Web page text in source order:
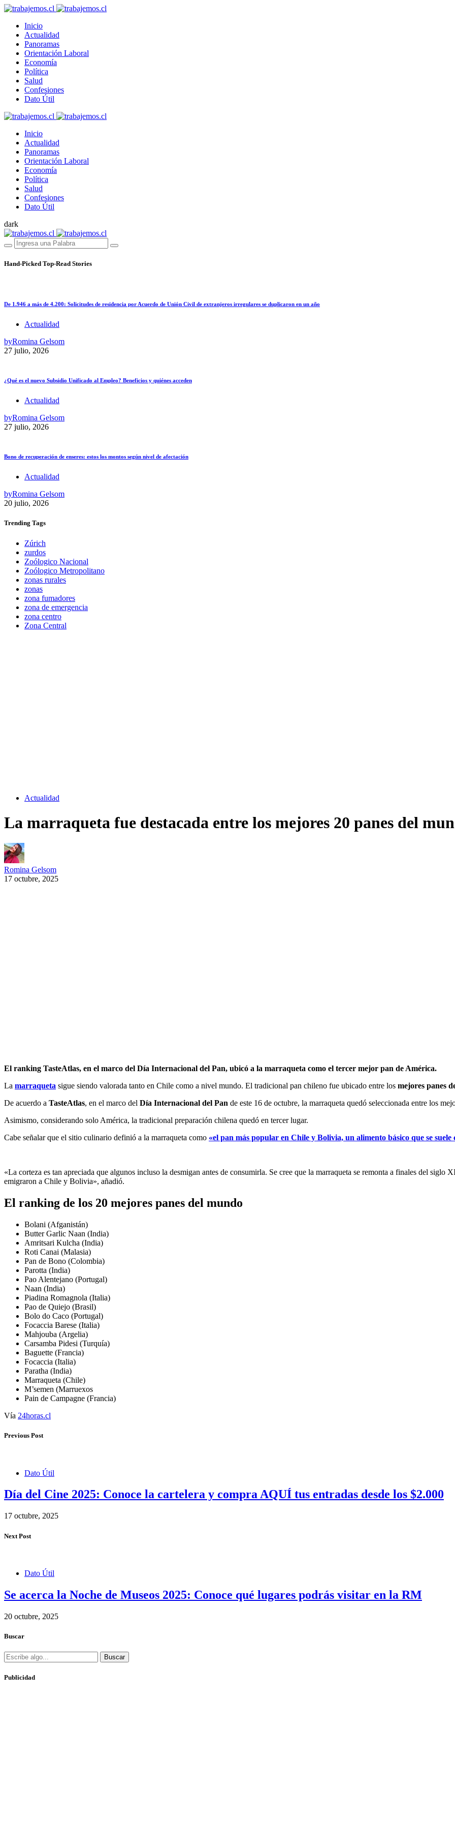
Inicio
Actualidad
Panoramas
Orientación Laboral
Economía
Política
Salud
Confesiones
Dato Útil
Inicio
Actualidad
Panoramas
Orientación Laboral
Economía
Política
Salud
Confesiones
Dato Útil
dark
Hand-Picked Top-Read Stories
De 1.946 a más de 4.200: Solicitudes de residencia por Acuerdo de Unión Civil de extranjeros irregulares se duplicaron en un año
Actualidad
byRomina Gelsom
27 julio, 2026
¿Qué es el nuevo Subsidio Unificado al Empleo? Beneficios y quiénes acceden
Actualidad
byRomina Gelsom
27 julio, 2026
Bono de recuperación de enseres: estos los montos según nivel de afectación
Actualidad
byRomina Gelsom
20 julio, 2026
Trending Tags
Zúrich
zurdos
Zoólogico Nacional
Zoólogico Metropolitano
zonas rurales
zonas
zona fumadores
zona de emergencia
zona centro
Zona Central
Actualidad
La marraqueta fue destacada entre los mejores 20 panes del
Romina Gelsom
17 octubre, 2025
El ranking TasteAtlas, en el marco del Día Internacional del Pan, ubicó a la marraqueta como el tercer mejor pan de América.
La marraqueta sigue siendo valorada tanto en Chile como a nivel mundo. El tradicional pan chileno fue ubicado entre los mejores panes
De acuerdo a TasteAtlas, en el marco del Día Internacional del Pan de este 16 de octubre, la marraqueta quedó seleccionada entre los
Asimismo, considerando solo América, la tradicional preparación chilena quedó en tercer lugar.
Cabe señalar que el sitio culinario definió a la marraqueta como «el pan más popular en Chile y Bolivia, un alimento básico que se suele
«La corteza es tan apreciada que algunos incluso la desmigan antes de consumirla. Se cree que la marraqueta se remonta a finales del
emigraron a Chile y Bolivia», añadió.
El ranking de los 20 mejores panes del mundo
Bolani (Afganistán)
Butter Garlic Naan (India)
Amritsari Kulcha (India)
Roti Canai (Malasia)
Pan de Bono (Colombia)
Parotta (India)
Pao Alentejano (Portugal)
Naan (India)
Piadina Romagnola (Italia)
Pao de Quiejo (Brasil)
Bolo do Caco (Portugal)
Focaccia Barese (Italia)
Mahjouba (Argelia)
Carsamba Pidesi (Turquía)
Baguette (Francia)
Focaccia (Italia)
Paratha (India)
Marraqueta (Chile)
M’semen (Marruexos
Pain de Campagne (Francia)
Vía 24horas.cl
Previous Post
Dato Útil
Día del Cine 2025: Conoce la cartelera y compra AQUÍ tus entradas desde los $2.000
17 octubre, 2025
Next Post
Dato Útil
Se acerca la Noche de Museos 2025: Conoce qué lugares podrás visitar en la RM
20 octubre, 2025
Buscar
Buscar
Publicidad